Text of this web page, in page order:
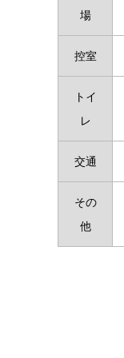
場
控室
トイ
レ
交通
その
他